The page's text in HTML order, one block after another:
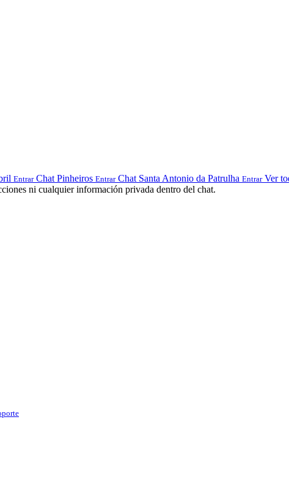
Entrar Chat Pinheiros Entrar Chat Santa Antonio da Patrulha Entrar Ver
ni cualquier información privada dentro del chat.